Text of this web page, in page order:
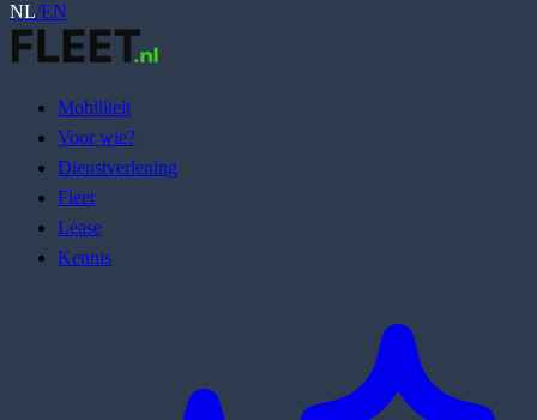
NL/EN
Mobiliteit
Voor wie?
Dienstverlening
Fleet
Lease
Kennis